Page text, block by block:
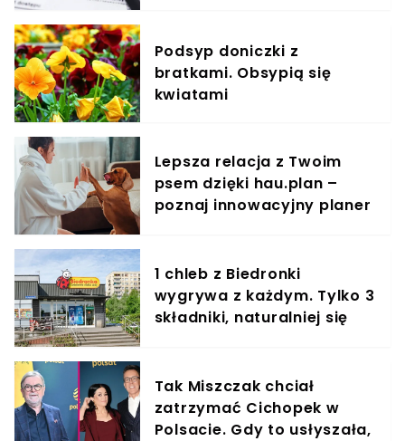
Podsyp doniczki z
bratkami. Obsypią się
kwiatami
Lepsza relacja z Twoim
psem dzięki hau.plan –
poznaj innowacyjny planer
1 chleb z Biedronki
wygrywa z każdym. Tylko 3
składniki, naturalniej się
Tak Miszczak chciał
zatrzymać Cichopek w
Polsacie. Gdy to usłyszała,